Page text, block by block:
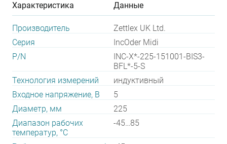
Характеристика Данные
Производитель
Zettlex UK Ltd.
Серия
IncOder Midi
P/N
INC-X*-225-151001-BIS3-
BFL*-5-S
Технология измерений
индуктивный
Входное напряжение, В
5
Диаметр, мм
225
Диапазон рабочих
температур, °С
-45…85